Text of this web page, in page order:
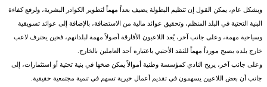
وبشكل عام، يمكن القول إن تنظيم البطولة يضيف بعداً مهماً لتطوير الكوادر البشرية، ولرفع كفاءة
البنية التحتية في البلد المنظم، وتحقيق عوائد مالية من الاستضافة، بالإضافة إلى عوائد تسويقية
وسياحية مهمة، وعلى جانب آخر، يُعد اللاعبون الأفارقة أصولاً مهمة لبلدانهم، فحين يحترف لاعب
خارج بلده يصبح مورداً مهماً للنقد الأجنبي باعتباره أحد العاملين بالخارج.
وعلى جانب آخر، يربح النادي كمؤسسة وطنية أموالاً يمكن ضخها في بنية تحتية أو استثمارات، إلى
جانب أن بعض اللاعبين يسهمون في تقديم أعمال خيرية تسهم في تنمية مجتمعية حقيقية.